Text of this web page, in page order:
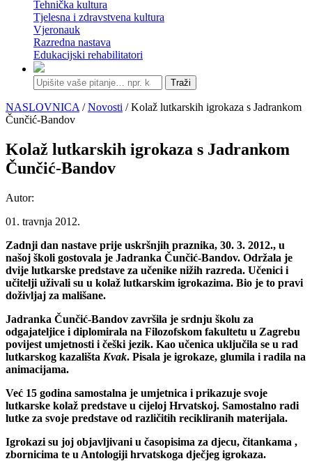
Tehnička kultura
Tjelesna i zdravstvena kultura
Vjeronauk
Razredna nastava
Edukacijski rehabilitatori
Traži
NASLOVNICA /Novosti / Kolaž lutkarskih igrokaza s Jadrankom
Čunčić-Bandov
Kolaž lutkarskih igrokaza s Jadrankom
Čunčić-Bandov
Autor:
01. travnja 2012.
Zadnji dan nastave prije uskršnjih praznika, 30. 3. 2012., u
našoj školi gostovala je Jadranka Čunčić-Bandov. Održala je
dvije lutkarske predstave za učenike nižih razreda. Učenici i
učitelji uživali su u kolaž lutkarskim igrokazima. Bio je to pravi
doživljaj za mališane.
Jadranka Čunčić-Bandov završila je srdnju školu za
odgajateljice i diplomirala na Filozofskom fakultetu u Zagrebu
povijest umjetnosti i češki jezik. Kao učenica uključila se u rad
lutkarskog kazališta Kvak. Pisala je igrokaze, glumila i radila na
animacijama.
Već 15 godina samostalna je umjetnica i prikazuje svoje
lutkarske kolaž predstave u cijeloj Hrvatskoj. Samostalno radi
lutke za svoje predstave od različitih recikliranih materijala.
Igrokazi su joj objavljivani u časopisima za djecu, čitankama ,
zbornicima te u Antologiji hrvatskoga dječjeg igrokaza.